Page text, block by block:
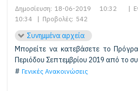
Δημοσίευση: 18-06-2019 10:32 |
10:34
| Προβολές: 542
Συνημμένα αρχεία
Μπορείτε να κατεβάσετε το
Περιόδου Σεπτεμβρίου 2019 από το
Γενικές Ανακοινώσεις